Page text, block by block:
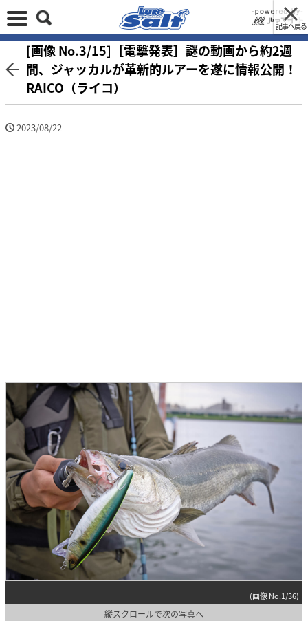
記事へ戻る
[画像 No.3/15]［電撃発表］謎の動画から約2週
間、ジャッカルが革新的ルアーを遂に情報公開！
RAICO（ライコ）
2023/08/22
(画像 No.1/36)
縦スクロールで次の写真へ